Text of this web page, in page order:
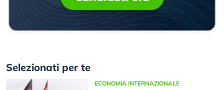
Selezionati per te
ECONOMIA INTERNAZIONALE